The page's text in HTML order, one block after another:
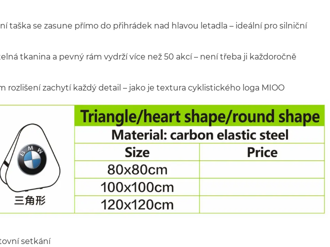
taška se zasune přímo do přihrádek nad hlavou letadla – ideální pro silniční
tkanina a pevný rám vydrží více než 50 akcí – není třeba ji každoročně
rozlišení zachytí každý detail – jako je textura cyklistického loga MIOO
setkání